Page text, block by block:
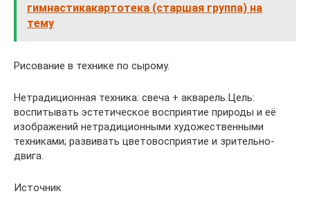
гимнастикакартотека (старшая группа) на
тему
Рисование в технике по сырому.
Нетрадиционная техника: свеча + акварель.Цель:
воспитывать эстетическое восприятие природы и её
изображений нетрадиционными художественными
техниками; развивать цветовосприятие и зрительно-
двига.
Источник